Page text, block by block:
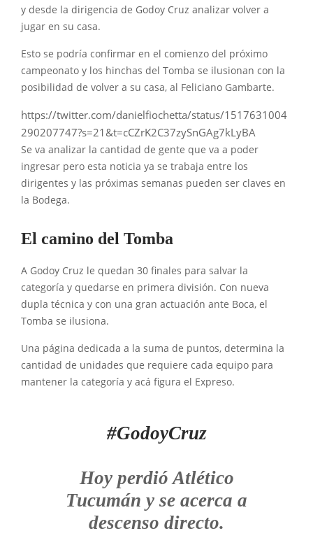
y desde la dirigencia de Godoy Cruz analizar volver a
jugar en su casa.
Esto se podría confirmar en el comienzo del próximo
campeonato y los hinchas del Tomba se ilusionan con la
posibilidad de volver a su casa, al Feliciano Gambarte.
https://twitter.com/danielfiochetta/status/1517631004
290207747?s=21&t=cCZrK2C37zySnGAg7kLyBA
Se va analizar la cantidad de gente que va a poder
ingresar pero esta noticia ya se trabaja entre los
dirigentes y las próximas semanas pueden ser claves en
la Bodega.
El camino del Tomba
A Godoy Cruz le quedan 30 finales para salvar la
categoría y quedarse en primera división. Con nueva
dupla técnica y con una gran actuación ante Boca, el
Tomba se ilusiona.
Una página dedicada a la suma de puntos, determina la
cantidad de unidades que requiere cada equipo para
mantener la categoría y acá figura el Expreso.
#GodoyCruz
Hoy perdió Atlético
Tucumán y se acerca a
descenso directo.